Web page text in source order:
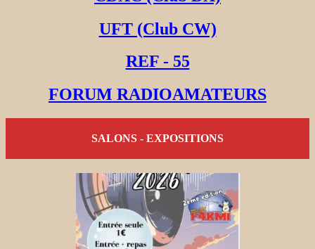
UFT (Club CW)
REF - 55
FORUM RADIOAMATEURS
SALONS - EXPOSITIONS